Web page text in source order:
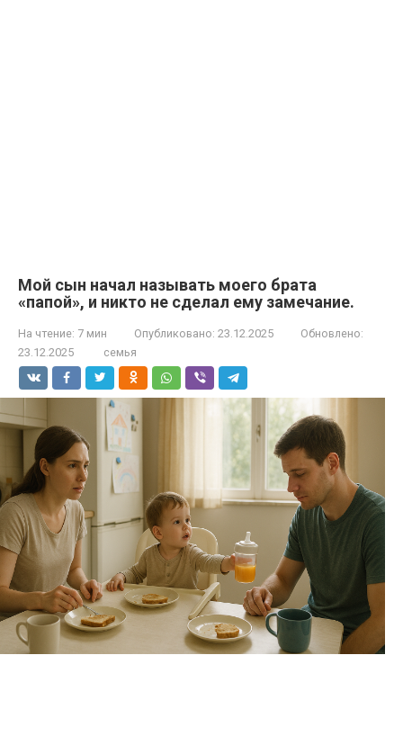
Мой сын начал называть моего брата
«папой», и никто не сделал ему замечание.
На чтение: 7 мин Опубликовано: 23.12.2025
Обновлено:
23.12.2025
семья